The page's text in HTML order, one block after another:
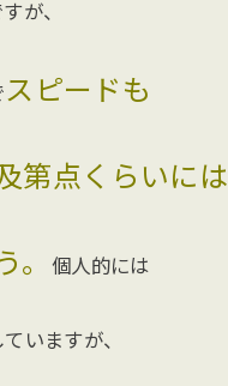
が、
スピードも
第点くらいには
。 個人的には
いますが、